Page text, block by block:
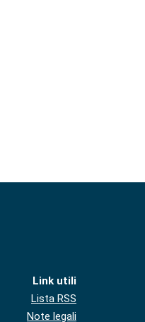
Link utili
Lista RSS
Note legali